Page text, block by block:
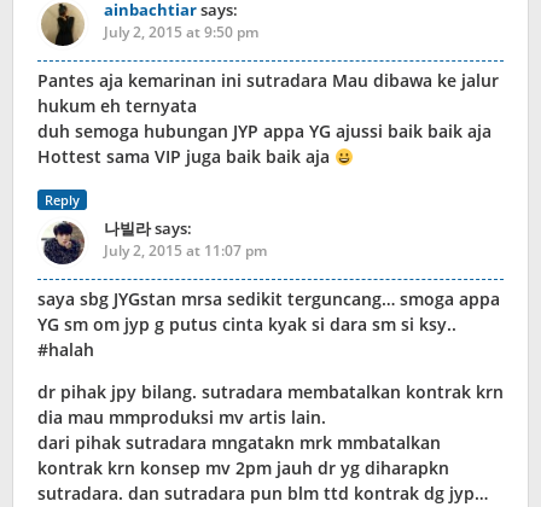
ainbachtiarsays:
July 2, 2015 at 9:50 pm
Pantes aja kemarinan ini sutradara Mau dibawa ke jalur
hukum eh ternyata
duh semoga hubungan JYP appa YG ajussi baik baik aja
Hottest sama VIP juga baik baik aja
Reply
나빌라says:
July 2, 2015 at 11:07 pm
saya sbg JYGstan mrsa sedikit terguncang… smoga appa
YG sm om jyp g putus cinta kyak si dara sm si ksy..
#halah
dr pihak jpy bilang. sutradara membatalkan kontrak krn
dia mau mmproduksi mv artis lain.
dari pihak sutradara mngatakn mrk mmbatalkan
kontrak krn konsep mv 2pm jauh dr yg diharapkn
sutradara. dan sutradara pun blm ttd kontrak dg jyp…